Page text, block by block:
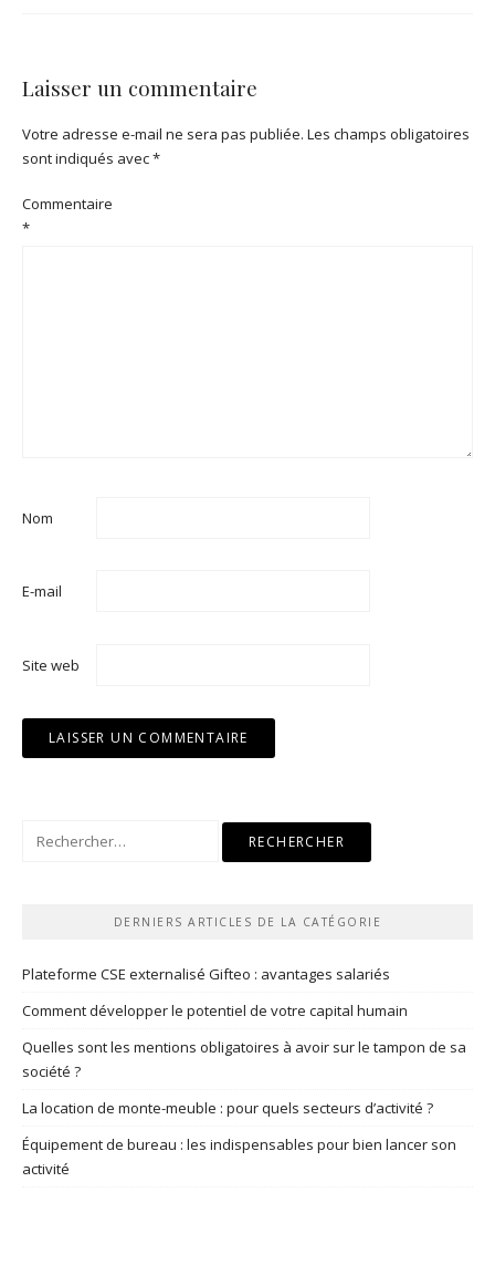
Laisser un commentaire
Votre adresse e-mail ne sera pas publiée. Les champs obligatoires
sont indiqués avec*
Commentaire
*
Nom
E-mail
Site web
Rechercher :
DERNIERS ARTICLES DE LA CATÉGORIE
Plateforme CSE externalisé Gifteo : avantages salariés
Comment développer le potentiel de votre capital humain
Quelles sont les mentions obligatoires à avoir sur le tampon de sa
société ?
La location de monte-meuble : pour quels secteurs d’activité ?
Équipement de bureau : les indispensables pour bien lancer son
activité